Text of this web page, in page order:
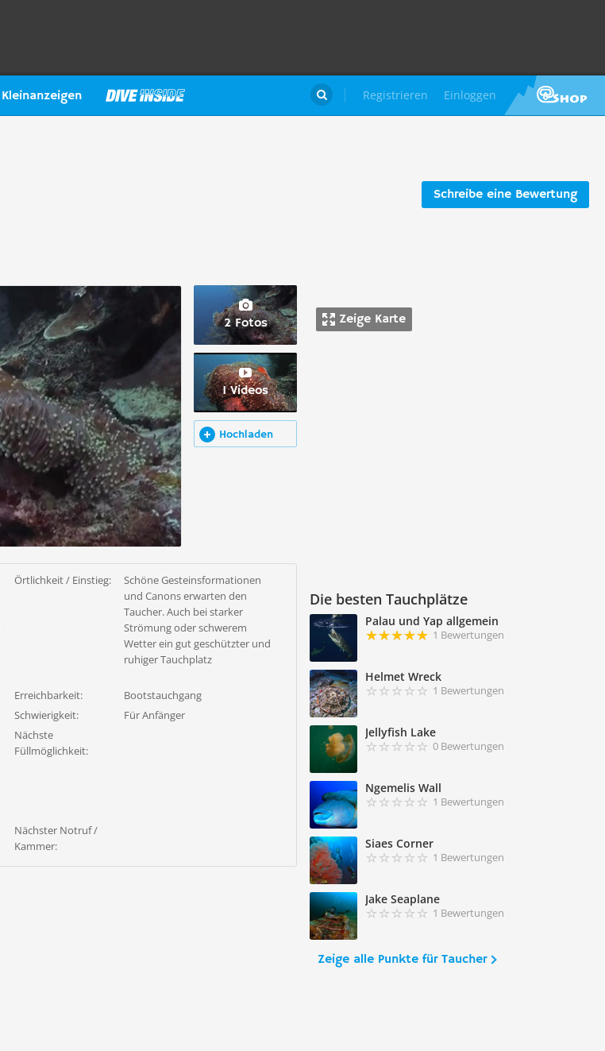
Kleinanzeigen Registrieren Einloggen

Schreibe eine Bewertung
Zeige Karte
Die besten Tauchplätze
Palau und Yap allgemein
1 Bewertungen
Helmet Wreck
1 Bewertungen
Jellyfish Lake
0 Bewertungen
Ngemelis Wall
1 Bewertungen
Siaes Corner
1 Bewertungen
Jake Seaplane
1 Bewertungen
Zeige alle Punkte für Taucher
2 Fotos
1 Videos
Hochladen
Örtlichkeit / Einstieg:
Schöne Gesteinsformationen
und Canons erwarten den
Taucher. Auch bei starker
Strömung oder schwerem
Wetter ein gut geschützter und
ruhiger Tauchplatz
Erreichbarkeit:
Bootstauchgang
Schwierigkeit:
Für Anfänger
Nächste
Füllmöglichkeit:
Nächster Notruf /
Kammer: